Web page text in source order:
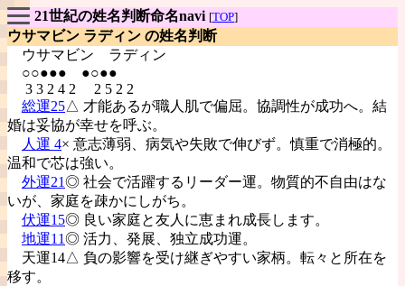
21世紀の姓名判断命名navi [TOP]
ウサマビン ラディン の姓名判断
ウサマビン ラディン
○○●●● ●○●●
3 3 2 4 2 2 5 2 2
総運25△ 才能あるが職人肌で偏屈。協調性が成功へ。結
婚は妥協が幸せを呼ぶ。
人運 4× 意志薄弱、病気や失敗で伸びず。慎重で消極的。
温和で芯は強い。
外運21◎ 社会で活躍するリーダー運。物質的不自由はな
いが、家庭を疎かにしがち。
伏運15◎ 良い家庭と友人に恵まれ成長します。
地運11◎ 活力、発展、独立成功運。
天運14△ 負の影響を受け継ぎやすい家柄。転々と所在を
移す。